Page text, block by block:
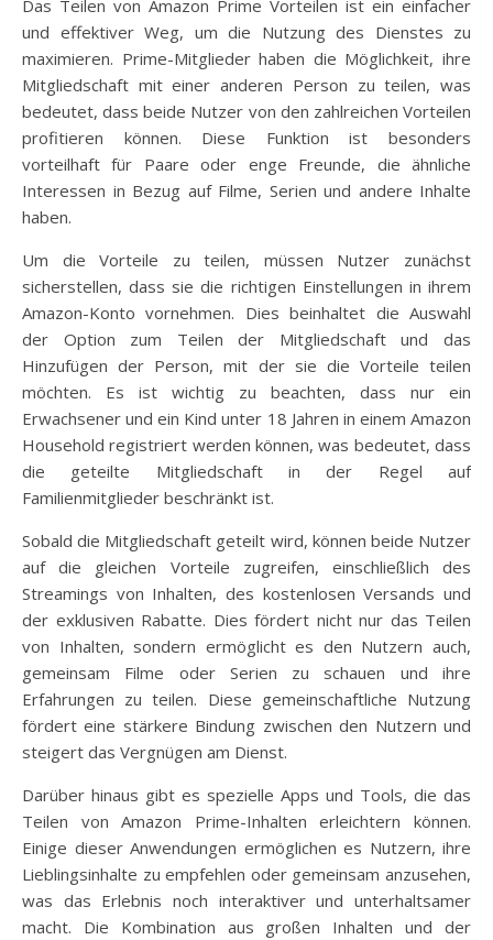
Das Teilen von Amazon Prime Vorteilen ist ein einfacher
und effektiver Weg, um die Nutzung des Dienstes zu
maximieren. Prime-Mitglieder haben die Möglichkeit, ihre
Mitgliedschaft mit einer anderen Person zu teilen, was
bedeutet, dass beide Nutzer von den zahlreichen Vorteilen
profitieren können. Diese Funktion ist besonders
vorteilhaft für Paare oder enge Freunde, die ähnliche
Interessen in Bezug auf Filme, Serien und andere Inhalte
haben.
Um die Vorteile zu teilen, müssen Nutzer zunächst
sicherstellen, dass sie die richtigen Einstellungen in ihrem
Amazon-Konto vornehmen. Dies beinhaltet die Auswahl
der Option zum Teilen der Mitgliedschaft und das
Hinzufügen der Person, mit der sie die Vorteile teilen
möchten. Es ist wichtig zu beachten, dass nur ein
Erwachsener und ein Kind unter 18 Jahren in einem Amazon
Household registriert werden können, was bedeutet, dass
die geteilte Mitgliedschaft in der Regel auf
Familienmitglieder beschränkt ist.
Sobald die Mitgliedschaft geteilt wird, können beide Nutzer
auf die gleichen Vorteile zugreifen, einschließlich des
Streamings von Inhalten, des kostenlosen Versands und
der exklusiven Rabatte. Dies fördert nicht nur das Teilen
von Inhalten, sondern ermöglicht es den Nutzern auch,
gemeinsam Filme oder Serien zu schauen und ihre
Erfahrungen zu teilen. Diese gemeinschaftliche Nutzung
fördert eine stärkere Bindung zwischen den Nutzern und
steigert das Vergnügen am Dienst.
Darüber hinaus gibt es spezielle Apps und Tools, die das
Teilen von Amazon Prime-Inhalten erleichtern können.
Einige dieser Anwendungen ermöglichen es Nutzern, ihre
Lieblingsinhalte zu empfehlen oder gemeinsam anzusehen,
was das Erlebnis noch interaktiver und unterhaltsamer
macht. Die Kombination aus großen Inhalten und der